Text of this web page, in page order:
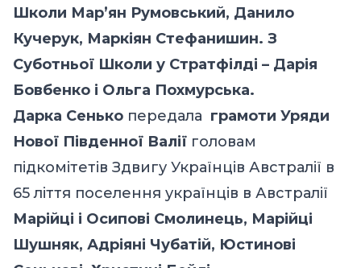
Школи Мар’ян Румовський, Данило
Кучерук, Маркіян Стефанишин. З
Суботньої Школи у Стратфілді – Дарія
Бовбенко і Ольга Похмурська.
Дарка Сенько передала грамоти Уряди
Нової Південної Валії головам
підкомітетів Здвигу Українців Австралії в
65 ліття поселення українців в Австралії
Марійці і Осипові Смолинець, Марійці
Шушняк, Адріяні Чубатій, Юстинові